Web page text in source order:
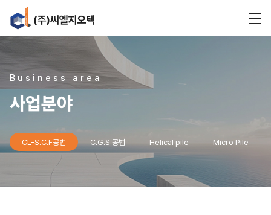
Business area
사업분야
CL-S.C.F공법 C.G.S 공법 Helical pile Micro Pile